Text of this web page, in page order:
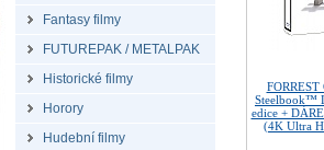
Fantasy filmy
FUTUREPAK / METALPAK
Historické filmy
Horory
Hudební filmy
Steelbook™
edice +
(4K Ultra